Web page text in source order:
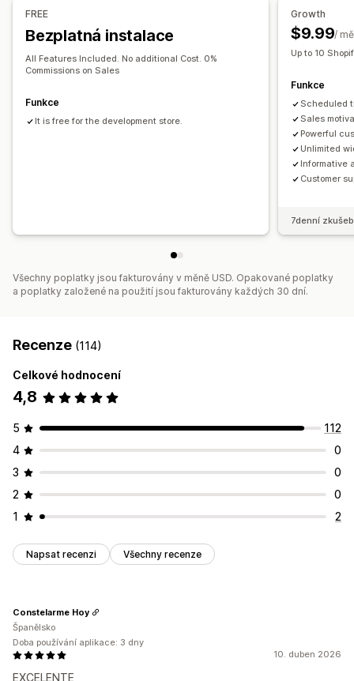
Opakované
Na základě událostí
Resetování při každé návštěvě
Pevné koncové datum
Časované relace
Typ časovače
Denní výhodné nabídky Bleskové výprodeje
Datum vypršení platnosti
Uvedení produktu
Spuštění obchodu
Responzivní design pro mobilní zařízení
Cílení na chování
Analytika a vykazování
A/​B testování
FREE
Bezplatná instalace
All Features Included. No additional Cost. 0%
Commissions on Sales
Funkce
It is free for the development store.
Growth
$9.99/
Up to 10
Funkce
Scheduled
Sales
Powerful
Unlimited
Informative
Customer
7denní
Všechny poplatky jsou fakturovány v měně USD. Opakované poplatky
a poplatky založené na použití jsou fakturovány každých 30 dní.
Recenze (114)
Celkové hodnocení
4,8
5
112
4
0
3
0
2
0
1
2
Napsat recenzi Všechny recenze
10. duben 2026
EXCELENTE
Constelarme Hoy
Španělsko
Doba používání aplikace: 3 dny